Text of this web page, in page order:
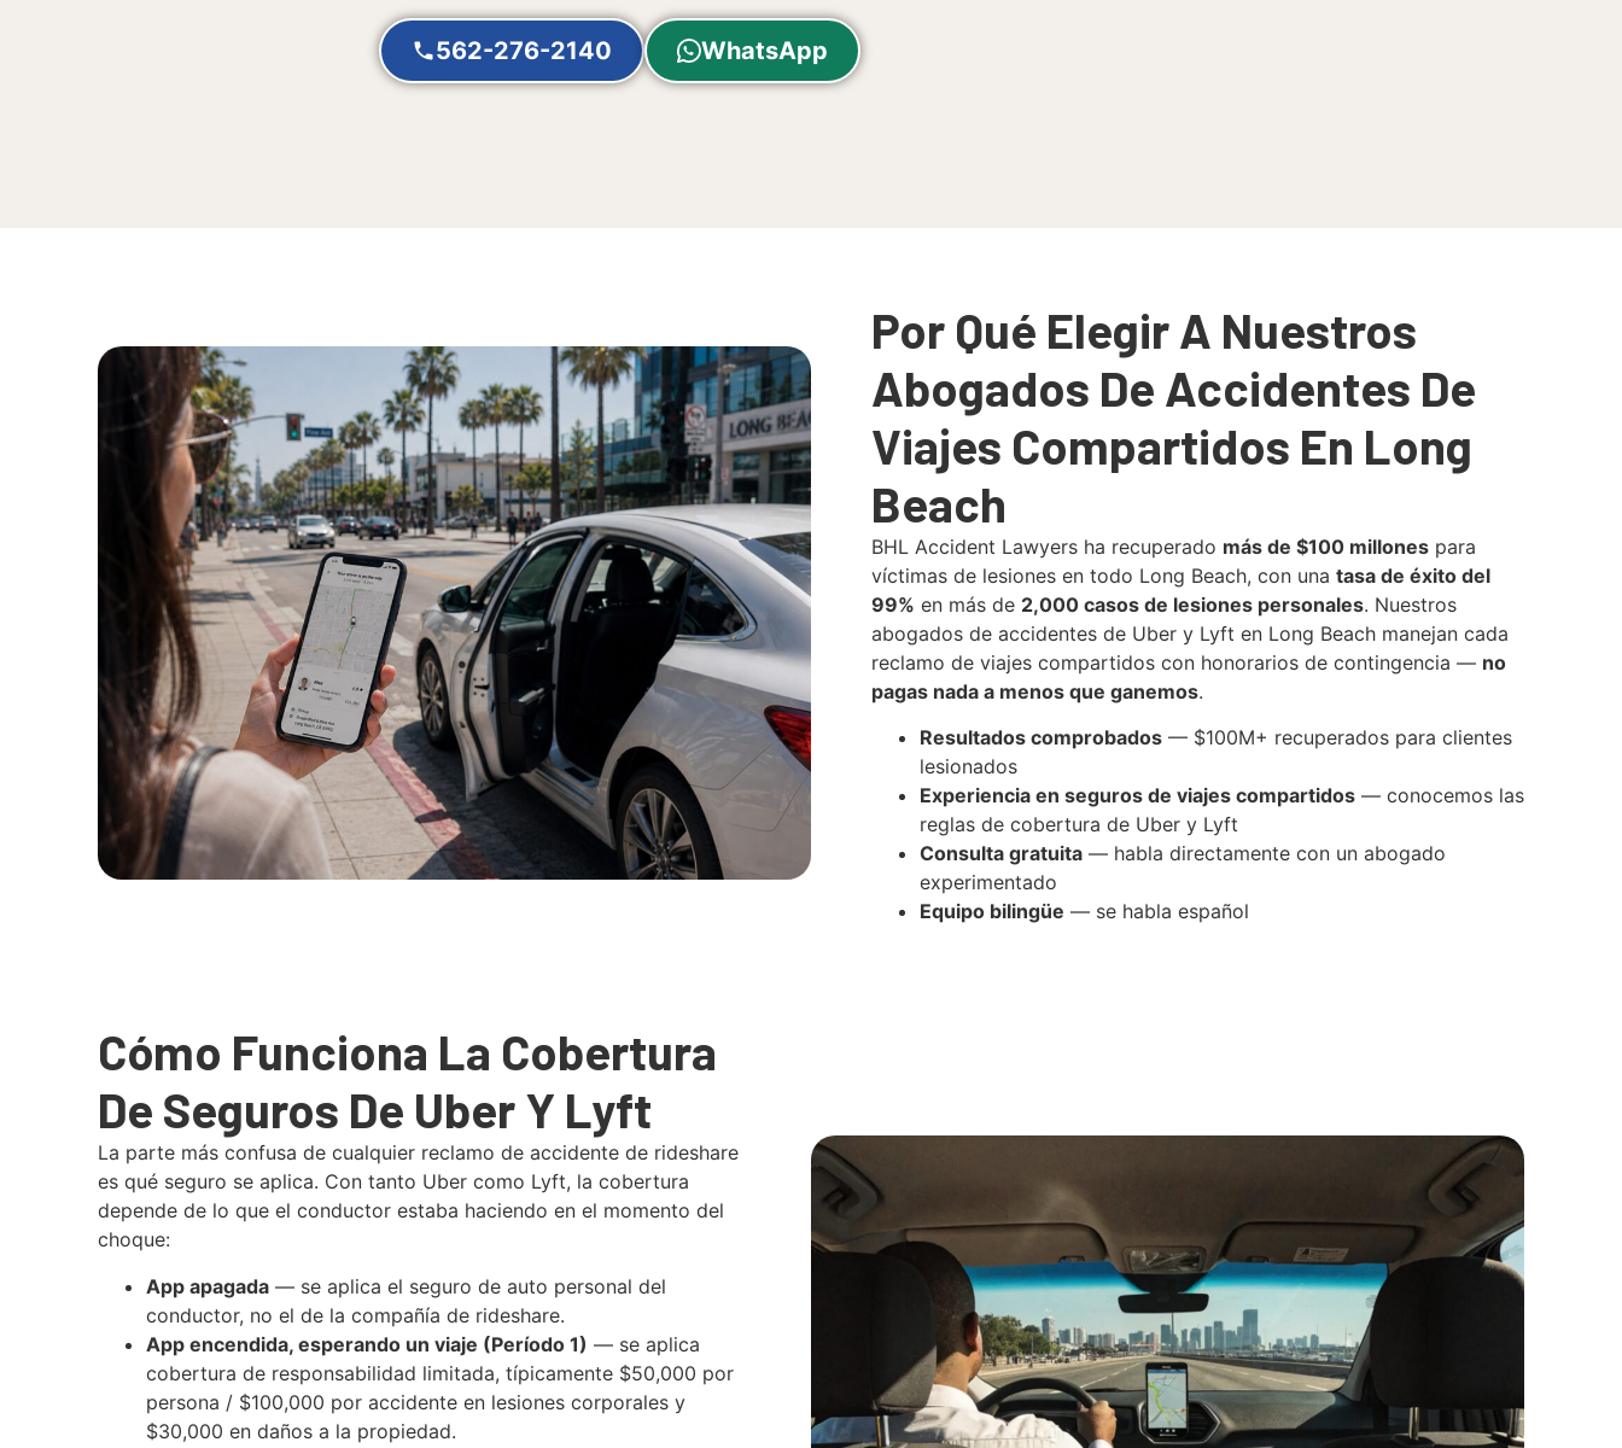
562-276-2140 WhatsApp
Por Qué Elegir A Nuestros
Abogados De Accidentes De
Viajes Compartidos En Long
Beach
BHL Accident Lawyers ha recuperado más de $100 millones para
víctimas de lesiones en todo Long Beach, con una tasa de éxito del
99% en más de 2,000 casos de lesiones personales. Nuestros
abogados de accidentes de Uber y Lyft en Long Beach manejan cada
reclamo de viajes compartidos con honorarios de contingencia — no
pagas nada a menos que ganemos.
Resultados comprobados — $100M+ recuperados para clientes
lesionados
Experiencia en seguros de viajes compartidos — conocemos las
reglas de cobertura de Uber y Lyft
Consulta gratuita — habla directamente con un abogado
experimentado
Equipo bilingüe — se habla español
Cómo Funciona La Cobertura
De Seguros De Uber Y Lyft
La parte más confusa de cualquier reclamo de accidente de rideshare
es qué seguro se aplica. Con tanto Uber como Lyft, la cobertura
depende de lo que el conductor estaba haciendo en el momento del
choque:
App apagada— se aplica el seguro de auto personal del
conductor, no el de la compañía de rideshare.
App encendida, esperando un viaje (Período 1) — se aplica
cobertura de responsabilidad limitada, típicamente $50,000 por
persona / $100,000 por accidente en lesiones corporales y
$30,000 en daños a la propiedad.